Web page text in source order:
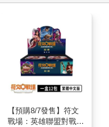
【預購8/7發售】符文
戰場：英雄聯盟對戰卡